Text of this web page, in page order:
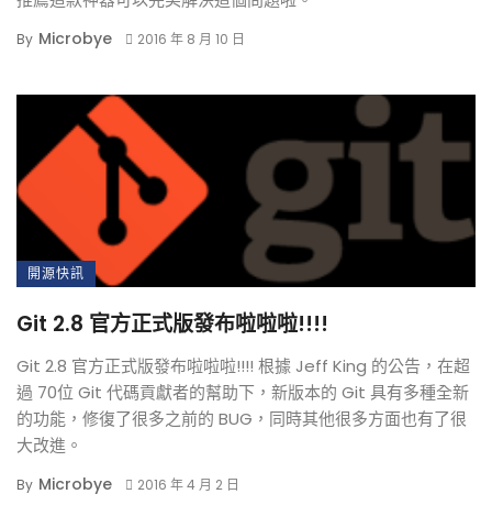
By Microbye 2016 年 8 月 10 日
開源快訊
Git 2.8 官方正式版發布啦啦啦!!!!
Git 2.8 官方正式版發布啦啦啦!!!! 根據 Jeff King 的公告，在超
過 70位 Git 代碼貢獻者的幫助下，新版本的 Git 具有多種全新
的功能，修復了很多之前的 BUG，同時其他很多方面也有了很
大改進。
By Microbye 2016 年 4 月 2 日